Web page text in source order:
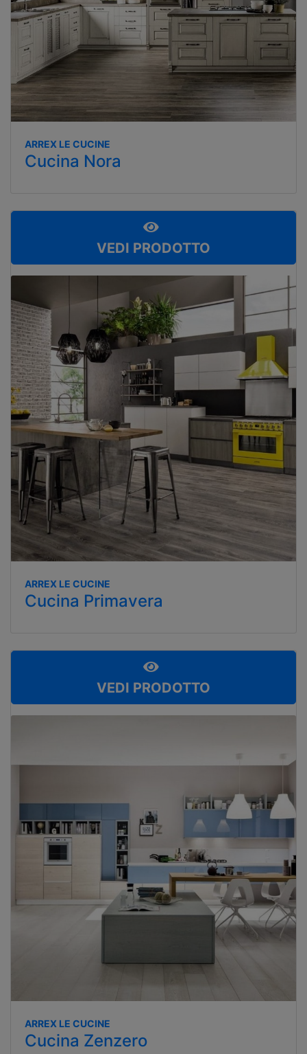
ARREX LE CUCINE
Cucina Nora
VEDI PRODOTTO
ARREX LE CUCINE
Cucina Primavera
VEDI PRODOTTO
ARREX LE CUCINE
Cucina Zenzero